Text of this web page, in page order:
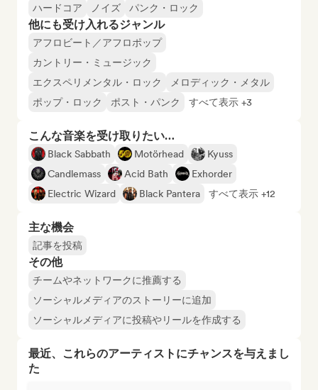
ハードコア ノイズ パンク・ロック
他にも受け入れるジャンル
アフロビート／アフロポップ
カントリー・ミュージック
エクスペリメンタル・ロック
メロディック・メタル
ポップ・ロック
ポスト・パンク すべて表示 +3
こんな音楽を受け取りたい…
Black Sabbath Motörhead
Kyuss
Candlemass
Acid Bath
Exhorder
Electric Wizard
Black Pantera すべて表示 +12
主な機会
記事を投稿
その他
チームやネットワークに推薦する
ソーシャルメディアのストーリーに追加
ソーシャルメディアに投稿やリールを作成する
最近、これらのアーティストにチャンスを与えまし
た